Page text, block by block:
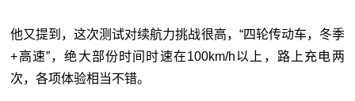
他又提到，这次测试对续航力挑战很高，“四轮传动车，冬季
+高速”，绝大部份时间时速在100km/h以上，路上充电两
次，各项体验相当不错。